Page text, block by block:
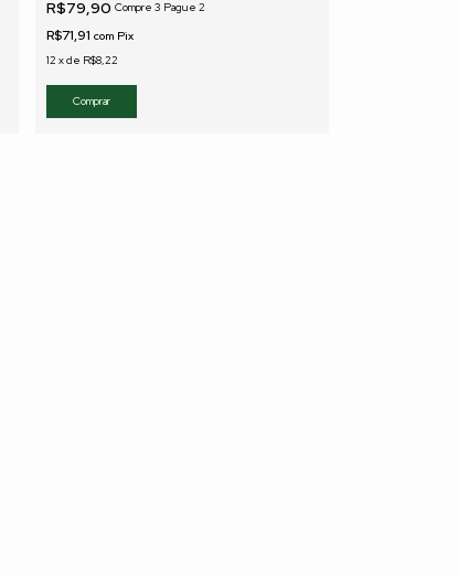
R$79,90 Compre 3 Pague 2
R$71,91 com Pix
12 xde R$8,22